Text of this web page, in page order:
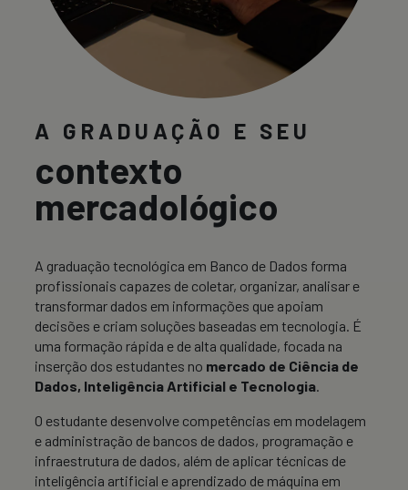
A GRADUAÇÃO E SEU
contexto
mercadológico
A graduação tecnológica em Banco de Dados forma
profissionais capazes de coletar, organizar, analisar e
transformar dados em informações que apoiam
decisões e criam soluções baseadas em tecnologia. É
uma formação rápida e de alta qualidade, focada na
inserção dos estudantes no mercado de Ciência de
Dados, Inteligência Artificial e Tecnologia
O estudante desenvolve competências em modelagem
e administração de bancos de dados, programação e
infraestrutura de dados, além de aplicar técnicas de
inteligência artificial e aprendizado de máquina em